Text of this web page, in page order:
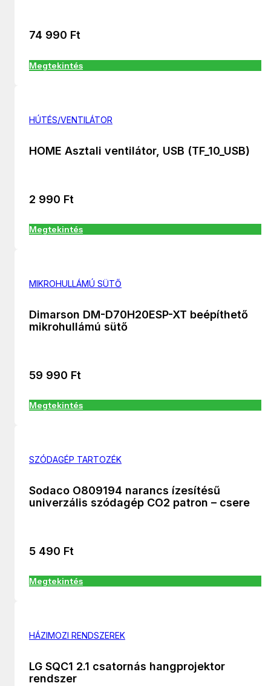
74 990 Ft
Megtekintés
HÚTÉS/VENTILÁTOR
HOME Asztali ventilátor, USB (TF_10_USB)
2 990 Ft
Megtekintés
MIKROHULLÁMÚ SÜTŐ
Dimarson DM-D70H20ESP-XT beépíthető
mikrohullámú sütő
59 990 Ft
Megtekintés
SZÓDAGÉP TARTOZÉK
Sodaco O809194 narancs ízesítésű
univerzális szódagép CO2 patron – csere
5 490 Ft
Megtekintés
HÁZIMOZI RENDSZEREK
LG SQC1 2.1 csatornás hangprojektor
rendszer